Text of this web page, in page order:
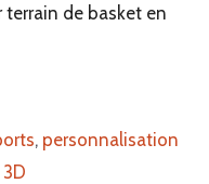
de basket en
, personnalisation